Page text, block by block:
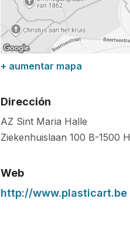
+ aumentar mapa
Dirección
AZ Sint Maria Halle
Ziekenhuislaan 100 B-1500
Web
http://www.plasticart.be